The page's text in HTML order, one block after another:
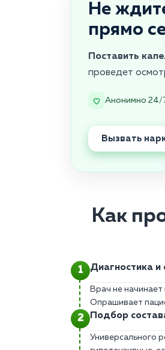
Не
прямо
Поставить
проведет
Анонимно 24/
Вызвать
Как
Диагностика и
Врач не начинает
Опрашивает
Подбор
Универсального